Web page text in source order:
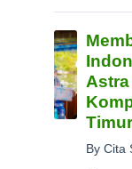
Timur
By Cita